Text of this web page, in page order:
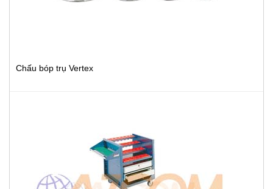
Chấu bóp trụ Vertex